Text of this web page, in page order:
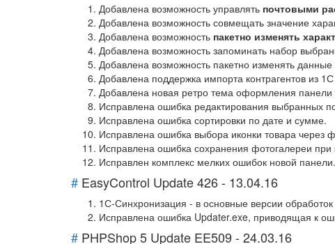
Добавлена возможность управлять почтовыми
Добавлена возможность совмещать значение
Добавлена возможность пакетно изменять
Добавлена возможность запоминать набор
Добавлена возможность пакетно изменять
Добавлена поддержка импорта контрагентов из
Добавлена новая ретро тема оформления панели
Исправлена ошибка редактирования выбранных
Исправлена ошибка сортировки по дате и сумме.
Исправлена ошибка выбора иконки товара через
Исправлена ошибка сохранения фотогалереи при
Исправлен комплекс мелких ошибок новой панели.
# EasyControl Update 426 - 13.04.16
1С-Синхронизация - в основные версии
Исправлена ошибка Updater.exe, приводящая к
# PHPShop 5 Update EE509 - 24.03.16